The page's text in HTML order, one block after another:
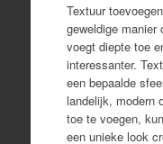
Textuur
geweldige manier
voegt diepte toe
interessanter.
een bepaalde
landelijk, modern
toe te voegen,
een unieke look